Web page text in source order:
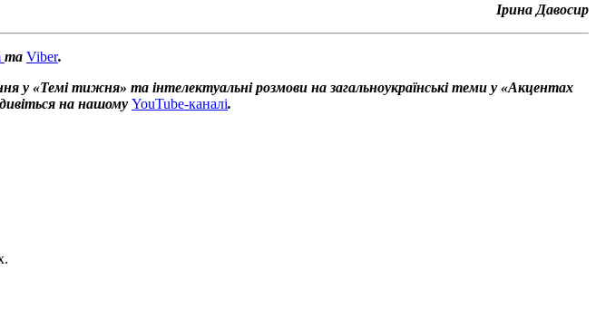
Ірина Давосир
та Viber.
у «Темі тижня» та інтелектуальні розмови на загальноукраїнські теми у «Акцентах
дивіться на нашому YouTube-каналі.